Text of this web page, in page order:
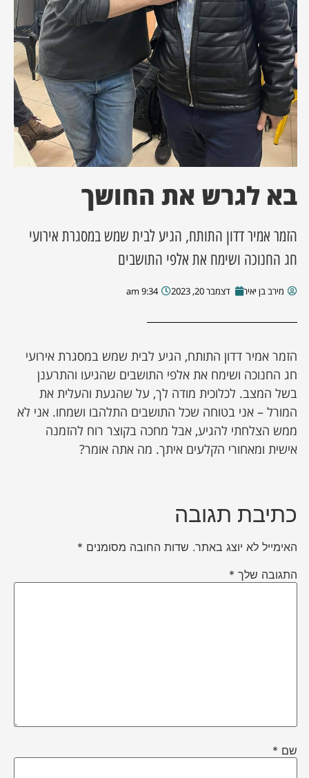
מסע מלחמה
השבוע
מקומית
בא לגרש את החושך
הזמר אמיר דדון התותח, הגיע לבית שמש במסגרת אירועי
חג החנוכה ושימח את אלפי התושבים
מירב בן יאיר דצמבר 20, 2023 9:34 am
הזמר אמיר דדון התותח, הגיע לבית שמש במסגרת אירועי
חג החנוכה ושימח את אלפי התושבים שהגיעו והתרענן
בשל המצב. לכלוכית מודה לך, על שהגעת והעלית את
המורל – אני בטוחה שכל התושבים התלהבו ושמחו. אני לא
ממש הצלחתי להגיע, אבל מחכה בקוצר רוח להזמנה
אישית ומאחורי הקלעים איתך. מה אתה אומר?
כתיבת תגובה
האימייל לא יוצג באתר. שדות החובה מסומנים *
התגובה שלך *
שם *